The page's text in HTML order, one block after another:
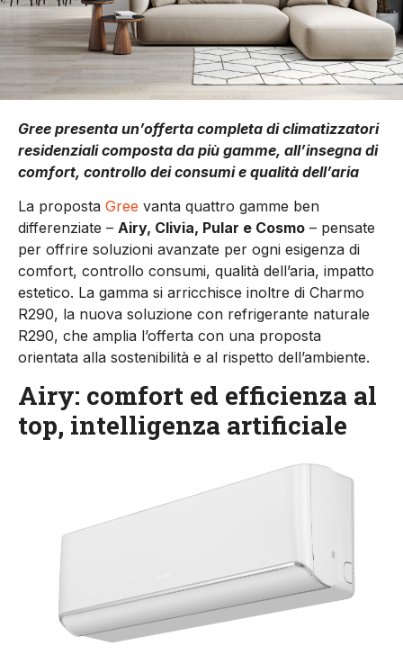
Gree presenta un’offerta completa di climatizzatori
residenziali composta da più gamme, all’insegna di
comfort, controllo dei consumi e qualità dell’aria
La proposta Gree vanta quattro gamme ben
differenziate – Airy, Clivia, Pular e Cosmo – pensate
per offrire soluzioni avanzate per ogni esigenza di
comfort, controllo consumi, qualità dell’aria, impatto
estetico. La gamma si arricchisce inoltre di Charmo
R290, la nuova soluzione con refrigerante naturale
R290, che amplia l’offerta con una proposta
orientata alla sostenibilità e al rispetto dell’ambiente.
Airy: comfort ed efficienza al
top, intelligenza artificiale